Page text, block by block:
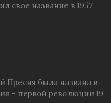
свое название в 1957
Пресня была названа в
– первой революции 19